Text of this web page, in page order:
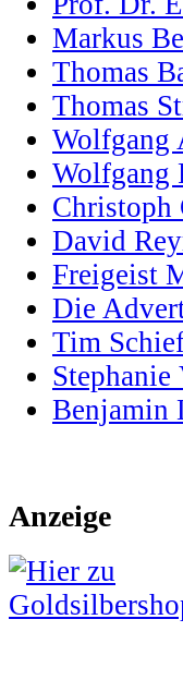
Markus
Thomas
Thomas
Wolfgang
Wolfgang
Christoph
David
Freigeist
Die
Tim
Stephanie
Benjamin
Anzeige